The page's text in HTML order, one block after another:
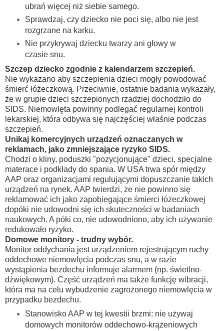
ubrań więcej niż siebie samego.
Sprawdzaj, czy dziecko nie poci się, albo nie jest
rozgrzane na karku.
Nie przykrywaj dziecku twarzy ani głowy w
czasie snu.
Szczep dziecko zgodnie z kalendarzem szczepień.
Nie wykazano aby szczepienia dzieci mogły powodować
śmierć łóżeczkową. Przeciwnie, ostatnie badania wykazały,
że w grupie dzieci szczepionych rzadziej dochodziło do
SIDS. Niemowlęta powinny podlegać regularnej kontroli
lekarskiej, która odbywa się najczęściej właśnie podczas
szczepień.
Unikaj komercyjnych urządzeń oznaczanych w
reklamach, jako zmniejszające ryzyko SIDS.
Chodzi o kliny, poduszki "pozycjonujące" dzieci, specjalne
materace i podkłady do spania. W USA trwa spór między
AAP oraz organizacjami regulującymi dopuszczanie takich
urządzeń na rynek. AAP twierdzi, że nie powinno się
reklamować ich jako zapobiegające śmierci łóżeczkowej
dopóki nie udowodni się ich skuteczności w badaniach
naukowych. A póki co, nie udowodniono, aby ich używanie
redukowało ryzyko.
Domowe monitory - trudny wybór.
Monitor oddychania jest urządzeniem rejestrującym ruchy
oddechowe niemowlęcia podczas snu, a w razie
wystąpienia bezdechu informuje alarmem (np. świetlno-
dźwiękowym). Część urządzeń ma także funkcję wibracji,
która ma na celu wybudzenie zagrożonego niemowlęcia w
przypadku bezdechu.
Stanowisko AAP w tej kwestii brzmi: nie używaj
domowych monitorów oddechowo-krążeniowych